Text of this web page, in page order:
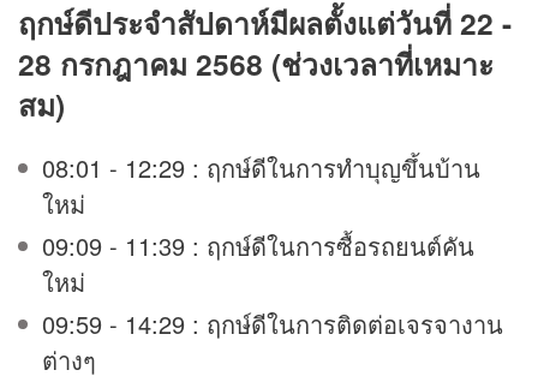
ฤกษ์ดีประจำสัปดาห์มีผลตั้งแต่วันที่ 22 -
28 กรกฎาคม 2568 (ช่วงเวลาที่เหมาะ
สม)
08:01 - 12:29 : ฤกษ์ดีในการทำบุญขึ้นบ้าน
ใหม่
09:09 - 11:39 : ฤกษ์ดีในการซื้อรถยนต์คัน
ใหม่
09:59 - 14:29 : ฤกษ์ดีในการติดต่อเจรจางาน
ต่างๆ